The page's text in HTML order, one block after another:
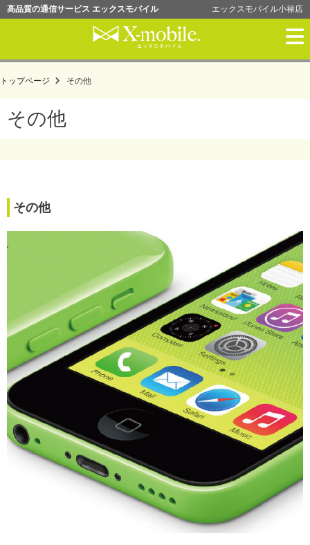
高品質の通信サービス エックスモバイル エックスモバイル小禄店
格安ＳＩＭ
限界突破WiFiⅡ
通信の設定
会社概要
確認書類 お申し込み・購入
よくある質問
トップページ その他
その他
その他